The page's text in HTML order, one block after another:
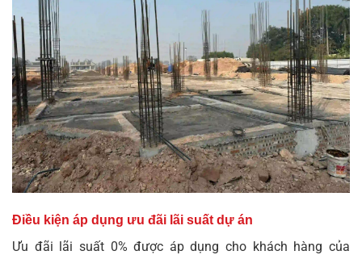
Điều kiện áp dụng ưu đãi lãi suất dự án
Ưu đãi lãi suất 0% được áp dụng cho khách hàng của